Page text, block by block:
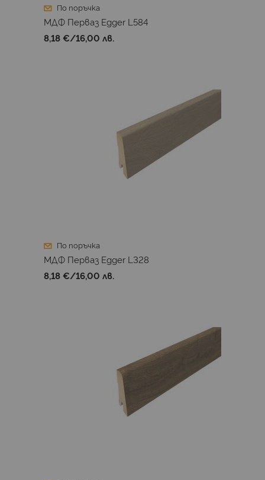
По поръчка
МДФ Перваз Egger L584
8,18 €/16,00 лв.
По поръчка
МДФ Перваз Egger L328
8,18 €/16,00 лв.